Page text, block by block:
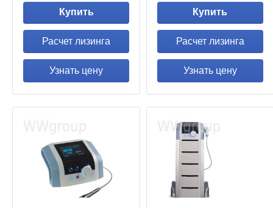
Купить
Расчет лизинга
Узнать цену
Купить
Расчет лизинга
Узнать цену